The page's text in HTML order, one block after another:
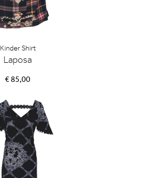
Kinder Shirt
Laposa
€ 85,00